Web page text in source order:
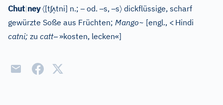
Chut|ney 〈[tʃʌ̣tni] n.;–od.–s,–s〉 dickflüssige, scharf
gewürzte Soße aus Früchten; Mango~ [engl., < Hindi
catni; zu catt–»kosten, lecken«]